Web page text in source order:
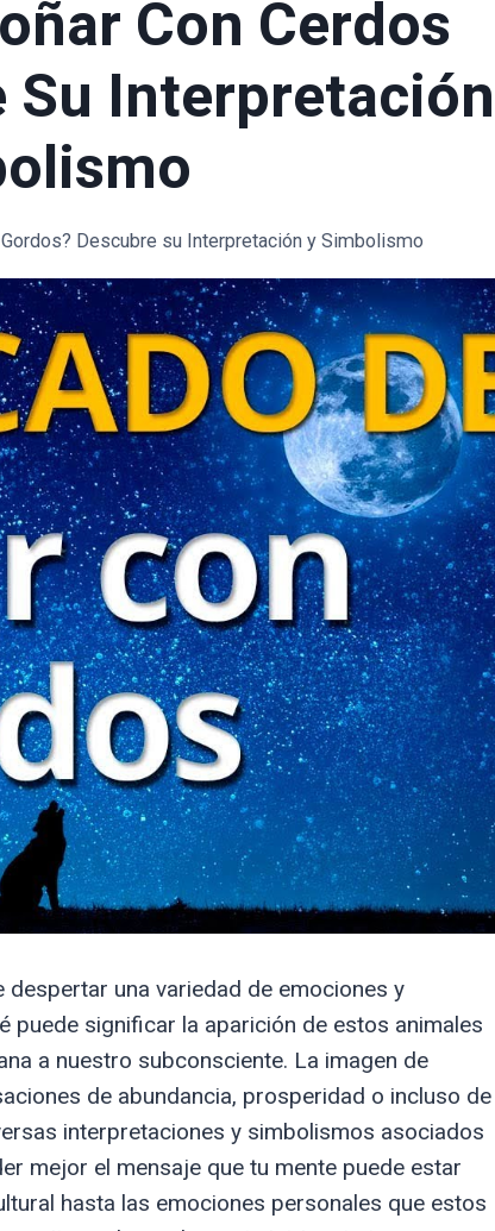
Con Cerdos
Su Interpretación
Descubre su Interpretación y Simbolismo
una variedad de emociones y
puede significar la aparición de estos animales
a nuestro subconsciente. La imagen de
de abundancia, prosperidad o incluso de
interpretaciones y simbolismos asociados
mejor el mensaje que tu mente puede estar
hasta las emociones personales que estos